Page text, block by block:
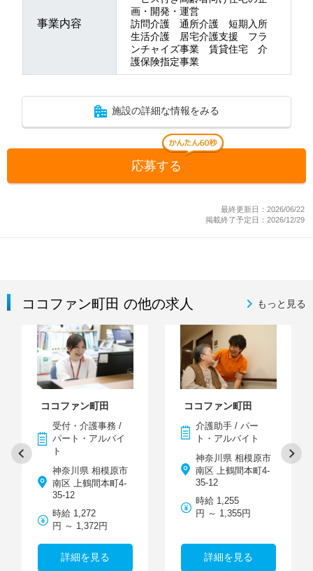
事業内容
画・開発・運営
訪問介護 通所介護 短期入所
生活介護 居宅介護支援 フラ
ンチャイズ事業 賃貸住宅 介
護保険指定事業
施設の詳細な情報をみる
応募する
最終更新日：2026/06/22
掲載終了予定日：2026/12/29
ココファン町田 の他の求人 もっと見る
ココファン町田
受付・介護事務 /
パート・アルバイ
ト
神奈川県 相模原市
南区 上鶴間本町4-
35-12
時給 1,272
円 ～ 1,372円
詳細を見る
ココファン町田
介護助手 / パー
ト・アルバイト
神奈川県 相模原市
南区 上鶴間本町4-
35-12
時給 1,255
円 ～ 1,355円
詳細を見る